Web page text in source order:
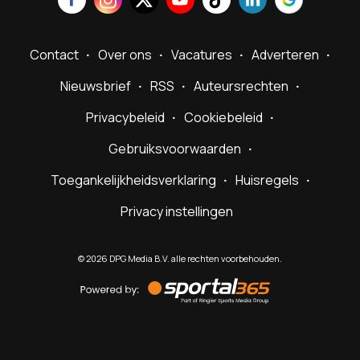
Contact Over ons Vacatures
Adverteren
Nieuwsbrief
RSS
Auteursrechten
Privacybeleid
Cookiebeleid
Gebruiksvoorwaarden
Toegankelijkheidsverklaring
Huisregels
Privacy instellingen
©2026 DPG Media B.V. alle rechten voorbehouden.
by
Sportal365